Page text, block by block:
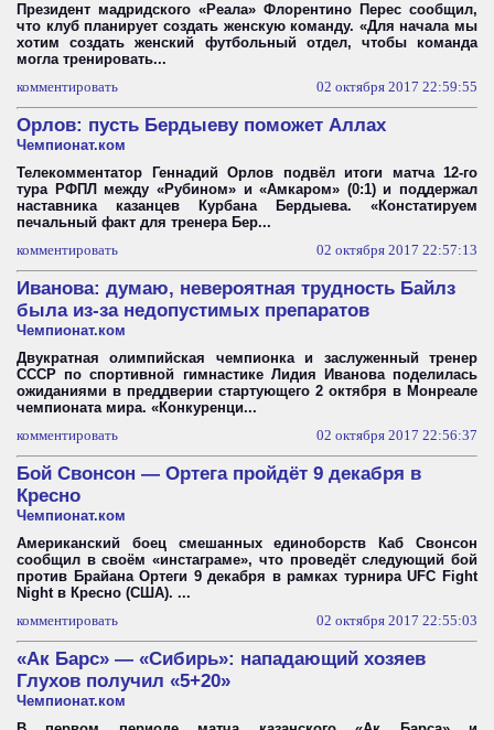
Президент мадридского «Реала» Флорентино Перес сообщил,
что клуб планирует создать женскую команду. «Для начала мы
хотим создать женский футбольный отдел, чтобы команда
могла тренировать...
комментировать
02 октября 2017 22:59:55
Орлов: пусть Бердыеву поможет Аллах
Чемпионат.ком
Телекомментатор Геннадий Орлов подвёл итоги матча 12-го
тура РФПЛ между «Рубином» и «Амкаром» (0:1) и поддержал
наставника казанцев Курбана Бердыева. «Констатируем
печальный факт для тренера Бер...
комментировать
02 октября 2017 22:57:13
Иванова: думаю, невероятная трудность Байлз
была из-за недопустимых препаратов
Чемпионат.ком
Двукратная олимпийская чемпионка и заслуженный тренер
СССР по спортивной гимнастике Лидия Иванова поделилась
ожиданиями в преддверии стартующего 2 октября в Монреале
чемпионата мира. «Конкуренци...
комментировать
02 октября 2017 22:56:37
Бой Свонсон — Ортега пройдёт 9 декабря в
Кресно
Чемпионат.ком
Американский боец смешанных единоборств Каб Свонсон
сообщил в своём «инстаграме», что проведёт следующий бой
против Брайана Ортеги 9 декабря в рамках турнира UFC Fight
Night в Кресно (США). ...
комментировать
02 октября 2017 22:55:03
«Ак Барс» — «Сибирь»: нападающий хозяев
Глухов получил «5+20»
Чемпионат.ком